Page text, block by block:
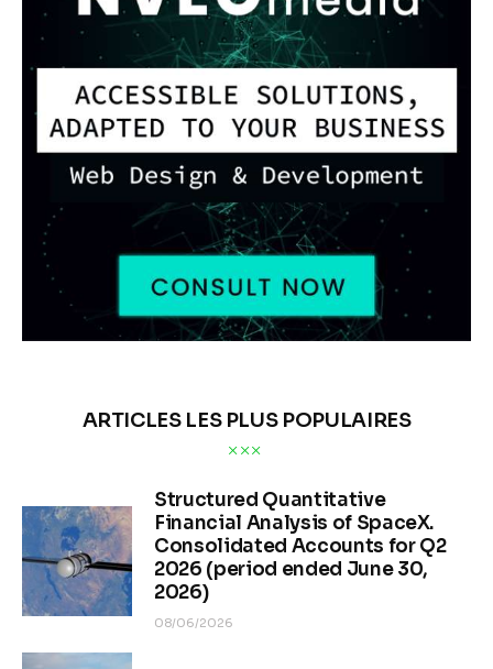
ARTICLES LES PLUS POPULAIRES
Structured Quantitative
Financial Analysis of SpaceX.
Consolidated Accounts for Q2
2026 (period ended June 30,
2026)
08/06/2026